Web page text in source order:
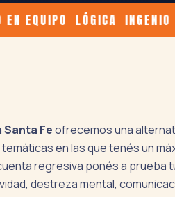
LÓGICA INGENIO
Santa Feofrecemos una
en las que tenés un
regresiva ponés a prueba
destreza mental,